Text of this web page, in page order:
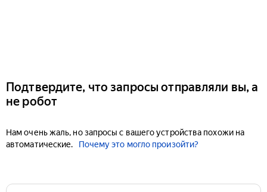
Подтвердите, что запросы отправляли вы, а
не робот
Нам очень жаль, но запросы с вашего устройства похожи на
автоматические.
Почему это могло произойти?